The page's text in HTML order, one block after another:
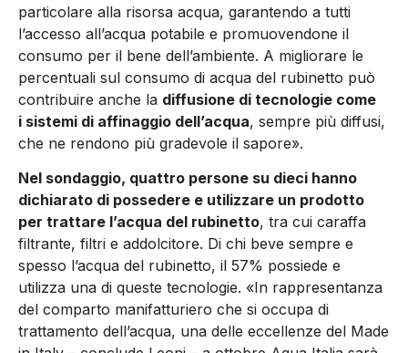
particolare alla risorsa acqua, garantendo a tutti
l’accesso all’acqua potabile e promuovendone il
consumo per il bene dell’ambiente. A migliorare le
percentuali sul consumo di acqua del rubinetto può
contribuire anche la diffusione di tecnologie come
i sistemi di affinaggio dell’acqua, sempre più diffusi,
che ne rendono più gradevole il sapore».
Nel sondaggio, quattro persone su dieci hanno
dichiarato di possedere e utilizzare un prodotto
per trattare l’acqua del rubinetto, tra cui caraffa
filtrante, filtri e addolcitore. Di chi beve sempre e
spesso l’acqua del rubinetto, il 57% possiede e
utilizza una di queste tecnologie. «In rappresentanza
del comparto manifatturiero che si occupa di
trattamento dell’acqua, una delle eccellenze del Made